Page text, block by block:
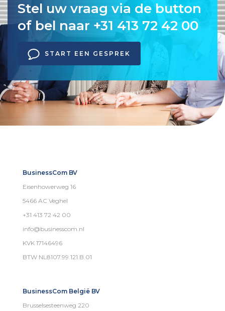
Stel uw vraag via de button
of bel naar +31 413 72 42 00
START EEN GESPREK
BusinessCom BV
Eisenhowerweg 16
5466 AC Veghel
+31 413 72 42 00
info@businesscom.nl
KVK 17146496
BTW NL8107.99.121.B.01
BusinessCom België BV
Brusselsesteenweg 220